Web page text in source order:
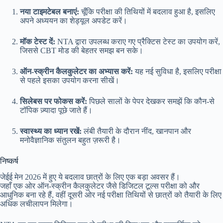
नया टाइमटेबल बनाएं: चूँकि परीक्षा की तिथियों में बदलाव हुआ है, इसलिए
अपने अध्ययन का शेड्यूल अपडेट करें।
मॉक टेस्ट दें: NTA द्वारा उपलब्ध कराए गए प्रैक्टिस टेस्ट का उपयोग करें,
जिससे CBT मोड की बेहतर समझ बन सके।
ऑन-स्क्रीन कैलकुलेटर का अभ्यास करें: यह नई सुविधा है, इसलिए परीक्षा
से पहले इसका उपयोग करना सीखें।
सिलेबस पर फोकस करें: पिछले सालों के पेपर देखकर समझें कि कौन-से
टॉपिक ज़्यादा पूछे जाते हैं।
स्वास्थ्य का ध्यान रखें: लंबी तैयारी के दौरान नींद, खानपान और
मनोवैज्ञानिक संतुलन बहुत ज़रूरी है।
निष्कर्ष
जेईई मेन 2026 में हुए ये बदलाव छात्रों के लिए एक बड़ा अवसर हैं।
जहाँ एक ओर ऑन-स्क्रीन कैलकुलेटर जैसे डिजिटल टूल्स परीक्षा को और
आधुनिक बना रहे हैं, वहीं दूसरी ओर नई परीक्षा तिथियों से छात्रों को तैयारी के लिए
अधिक लचीलापन मिलेगा।